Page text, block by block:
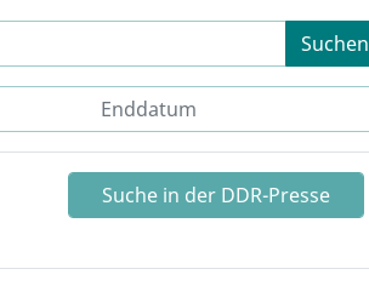
Suchen
Suche in der DDR-Presse